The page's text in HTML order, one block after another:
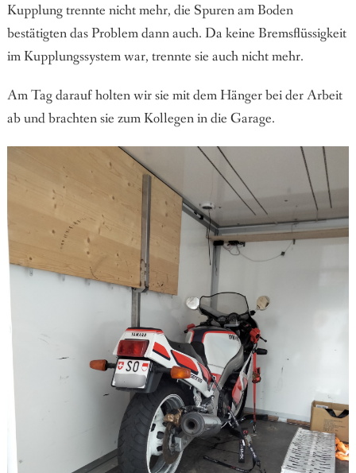
Kupplung trennte nicht mehr, die Spuren am Boden
bestätigten das Problem dann auch. Da keine Bremsflüssigkeit
im Kupplungssystem war, trennte sie auch nicht mehr.
Am Tag darauf holten wir sie mit dem Hänger bei der Arbeit
ab und brachten sie zum Kollegen in die Garage.